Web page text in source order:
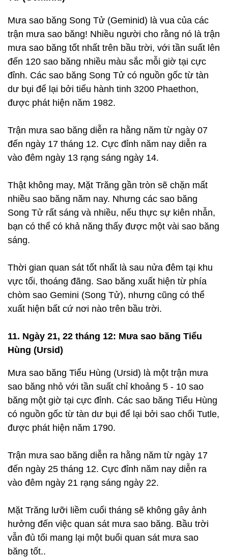
Mưa sao băng Song Tử (Geminid) là vua của các
trận mưa sao băng! Nhiều người cho rằng nó là trận
mưa sao băng tốt nhất trên bầu trời, với tần suất lên
đến 120 sao băng nhiều màu sắc mỗi giờ tại cực
đỉnh. Các sao băng Song Tử có nguồn gốc từ tàn
dư bụi để lại bởi tiểu hành tinh 3200 Phaethon,
được phát hiện năm 1982.
Trận mưa sao băng diễn ra hằng năm từ ngày 07
đến ngày 17 tháng 12. Cực đỉnh năm nay diễn ra
vào đêm ngày 13 rạng sáng ngày 14.
Thật không may, Mặt Trăng gần tròn sẽ chặn mất
nhiều sao băng năm nay. Nhưng các sao băng
Song Tử rất sáng và nhiều, nếu thực sự kiên nhẫn,
bạn có thể có khả năng thấy được một vài sao băng
sáng.
Thời gian quan sát tốt nhất là sau nửa đêm tại khu
vực tối, thoáng đãng. Sao băng xuất hiện từ phía
chòm sao Gemini (Song Tử), nhưng cũng có thể
xuất hiện bất cứ nơi nào trên bầu trời.
11. Ngày 21, 22 tháng 12: Mưa sao băng Tiểu
Hùng (Ursid)
Mưa sao băng Tiểu Hùng (Ursid) là một trận mưa
sao băng nhỏ với tần suất chỉ khoảng 5 - 10 sao
băng một giờ tại cực đỉnh. Các sao băng Tiểu Hùng
có nguồn gốc từ tàn dư bụi để lại bởi sao chổi Tutle,
được phát hiện năm 1790.
Trận mưa sao băng diễn ra hằng năm từ ngày 17
đến ngày 25 tháng 12. Cực đỉnh năm nay diễn ra
vào đêm ngày 21 rạng sáng ngày 22.
Mặt Trăng lưỡi liềm cuối tháng sẽ không gây ảnh
hưởng đến việc quan sát mưa sao băng. Bầu trời
vẫn đủ tối mang lại một buổi quan sát mưa sao
băng tốt..